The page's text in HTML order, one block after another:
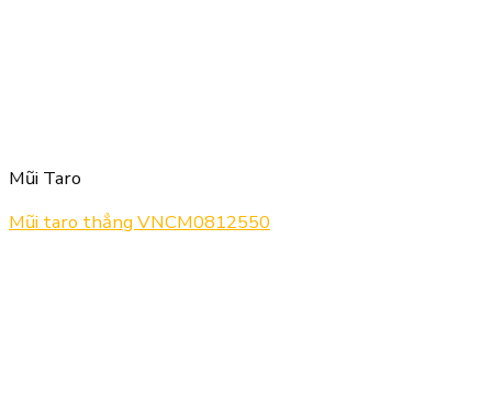
Mũi Taro
Mũi taro thẳng VNCM0812550